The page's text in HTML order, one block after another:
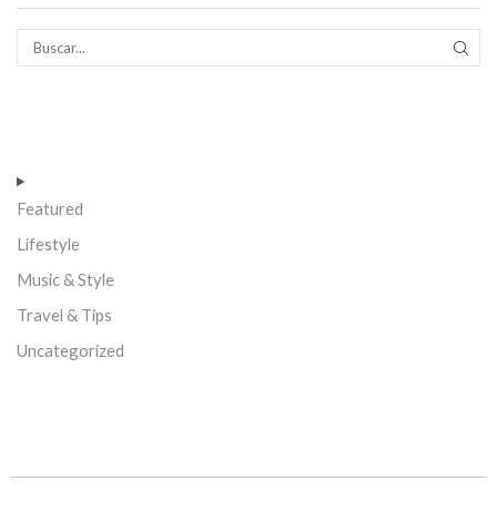
Featured
Lifestyle
Music & Style
Travel & Tips
Uncategorized